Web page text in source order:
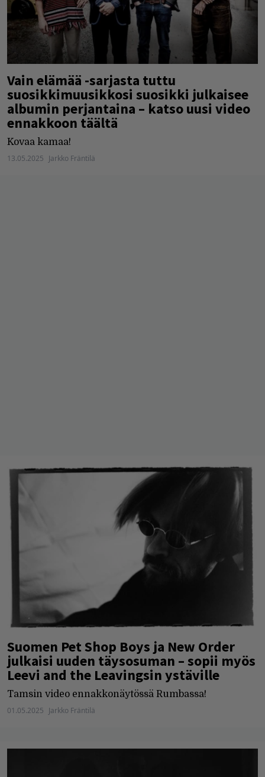
Vain elämää -sarjasta tuttu
suosikkimuusikkosi suosikki julkaisee
albumin perjantaina – katso uusi video
ennakkoon täältä
Kovaa kamaa!
13.05.2025 Jarkko Fräntilä
Suomen Pet Shop Boys ja New Order
julkaisi uuden täysosuman – sopii myös
Leevi and the Leavingsin ystäville
Tamsin video ennakkonäytössä Rumbassa!
01.05.2025 Jarkko Fräntilä